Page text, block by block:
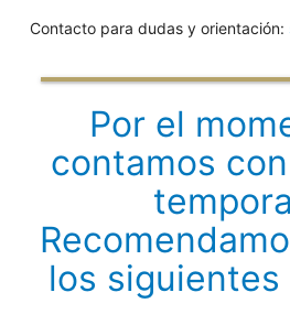
Contacto para dudas y orientación:
Por el
contamos
los siguientes